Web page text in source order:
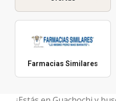
Farmacias Similares